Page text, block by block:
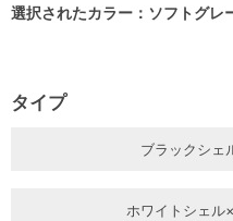
選択されたカラー：ソフトグレ
タイプ
ブラックシェ
ホワイトシェル